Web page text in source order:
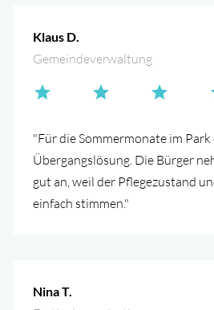
Klaus D.
Gemeindeverwaltung
"Für die Sommermonate im Park
Übergangslösung. Die Bürger
gut an, weil der Pflegezustand
einfach stimmen."
Nina T.